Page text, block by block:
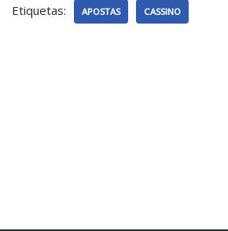
Etiquetas: APOSTAS CASSINO